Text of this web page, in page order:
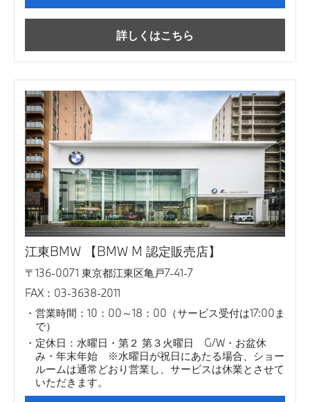
詳しくはこちら
江東BMW 【BMW M 認定販売店】
〒136-0071 東京都江東区亀戸7-41-7
FAX：03-3638-2011
営業時間：10：00～18：00（サービス受付は17:00ま
で）
定休日：水曜日・第２ 第３火曜日 G/W・お盆休
み・年末年始 ※水曜日が祝日にあたる場合、ショー
ルームは通常どおり営業し、サービスは休業とさせて
いただきます。